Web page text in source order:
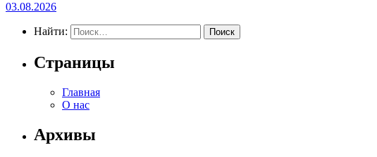
03.08.2026
Найти:
Страницы
Главная
О нас
Архивы